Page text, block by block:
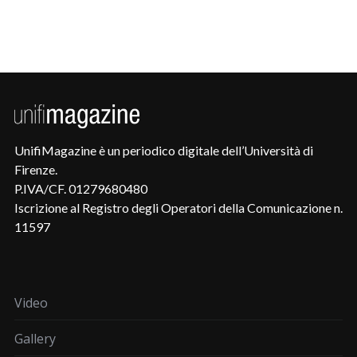
UnifiMagazine è un periodico digitale dell’Università di
Firenze.
P.IVA/CF. 01279680480
Iscrizione al Registro degli Operatori della Comunicazione n.
11597
Video
Gallery